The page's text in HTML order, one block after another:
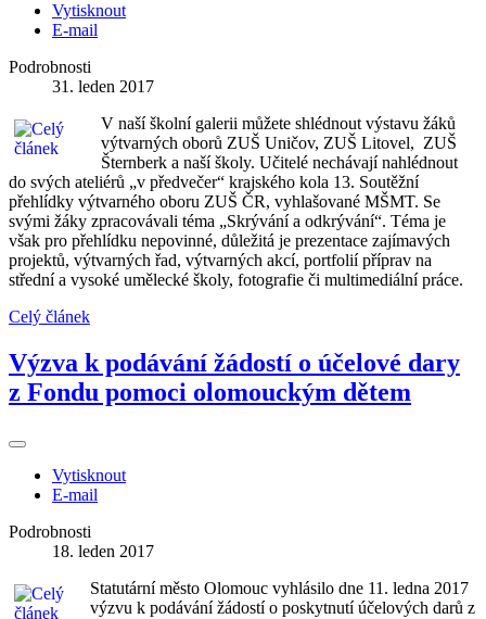
Vytisknout
E-mail
Podrobnosti
31. leden 2017
V naší školní galerii můžete shlédnout výstavu žáků
výtvarných oborů ZUŠ Uničov, ZUŠ Litovel, ZUŠ
Šternberk a naší školy. Učitelé nechávají nahlédnout
do svých ateliérů „v předvečer“ krajského kola 13. Soutěžní
přehlídky výtvarného oboru ZUŠ ČR, vyhlašované MŠMT. Se
svými žáky zpracovávali téma „Skrývání a odkrývání“. Téma je
však pro přehlídku nepovinné, důležitá je prezentace zajímavých
projektů, výtvarných řad, výtvarných akcí, portfolií příprav na
střední a vysoké umělecké školy, fotografie či multimediální práce.
Celý článek
Výzva k podávání žádostí o účelové dary
z Fondu pomoci olomouckým dětem
Vytisknout
E-mail
Podrobnosti
18. leden 2017
Statutární město Olomouc vyhlásilo dne 11. ledna 2017
výzvu k podávání žádostí o poskytnutí účelových darů z